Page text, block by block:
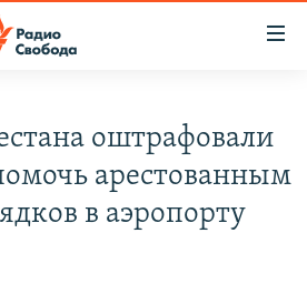
оштрафовали
арестованным
в аэропорту